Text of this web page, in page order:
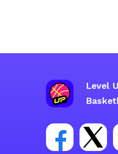
Level
FacebookTwitter